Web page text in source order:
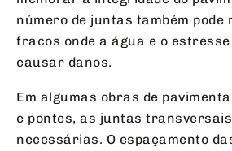
número de juntas também pode
fracos onde a água e o
causar danos.
Em algumas obras de
e pontes, as juntas
necessárias. O espaçamento